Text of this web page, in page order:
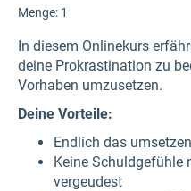
Menge: 1
In diesem Onlinekurs
deine Prokrastination zu
Vorhaben umzusetzen.
Deine Vorteile:
Endlich das
Keine Schuldgefühle
vergeudest